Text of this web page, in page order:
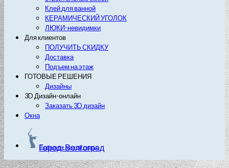
Клей для ванной
КЕРАМИЧЕСКИЙ УГОЛОК
ЛЮКИ-невидимки
Для клиентов
ПОЛУЧИТЬ СКИДКУ
Доставка
Подъем на этаж
ГОТОВЫЕ РЕШЕНИЯ
Дизайны
3D Дизайн-онлайн
Заказать 3D дизайн
Окна
Город: Волгоград
Выберите другой город